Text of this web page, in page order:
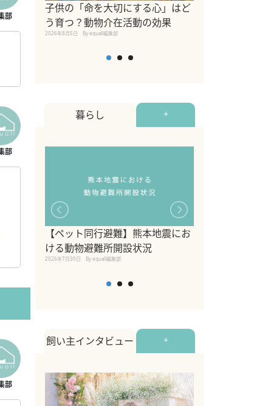
子供の「命を大切にする心」はど
う育つ？動物介在活動の効果
2026年8月5日 By equall編集部
暮らし +
【ペット同行避難】熊本地震にお
ける動物避難所開設状況
2026年7月30日 By equall編集部
飼い主インタビュー +